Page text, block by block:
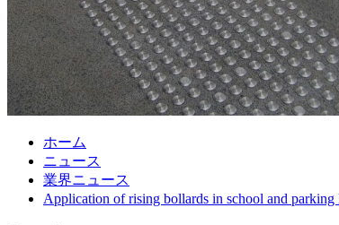
ホーム
ニュース
業界ニュース
Application of rising bollards in school and